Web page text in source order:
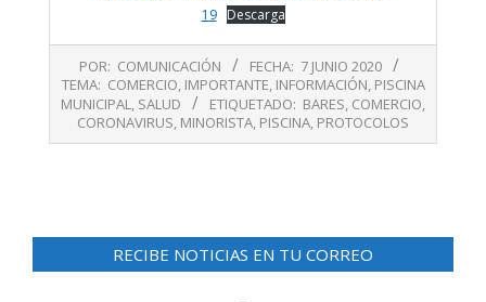
19
Descarga
06-
07
POR: COMUNICACIÓN FECHA: 7 JUNIO 2020
TEMA: COMERCIO, IMPORTANTE, INFORMACIÓN, PISCINA
MUNICIPAL, SALUD ETIQUETADO: BARES, COMERCIO,
CORONAVIRUS, MINORISTA, PISCINA, PROTOCOLOS
RECIBE NOTICIAS EN TU CORREO